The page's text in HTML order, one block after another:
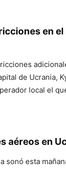
en
de Ucrania,
local el
aéreos en
sonó esta